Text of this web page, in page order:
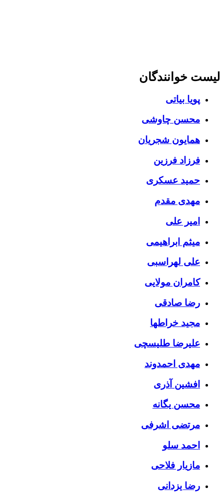
لیست خوانندگان
پویا بیاتی
محسن چاوشی
همایون شجریان
فرزاد فرزین
حمید عسکری
مهدی مقدم
امیر علی
میثم ابراهیمی
علی لهراسبی
کامران مولایی
رضا صادقی
مجید خراطها
علیرضا طلیسچی
مهدی احمدوند
افشین آذری
محسن یگانه
مرتضی اشرفی
احمد سلو
مازیار فلاحی
رضا یزدانی